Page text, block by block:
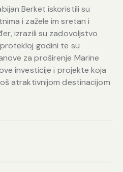
Berket iskoristili su
i zažele im sretan i
izrazili su zadovoljstvo
godini te su
za proširenje Marine
investicije i projekte koja
atraktivnijom destinacijom